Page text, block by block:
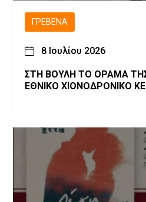
ΓΡΕΒΕΝΆ
8 Ιουλίου 2026
ΣΤΗ ΒΟΥΛΗ ΤΟ ΟΡΑΜΑ ΤΗΣ
ΕΘΝΙΚΟ ΧΙΟΝΟΔΡΟΝΙΚΟ